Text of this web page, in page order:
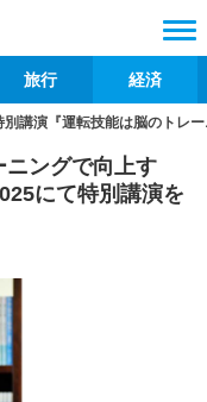
旅行 経済
別講演『運転技能は脳のトレ
ングで向上す
にて特別講演を